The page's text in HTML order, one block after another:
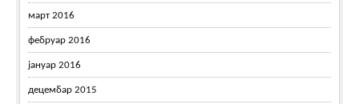
март 2016
фебруар 2016
јануар 2016
децембар 2015